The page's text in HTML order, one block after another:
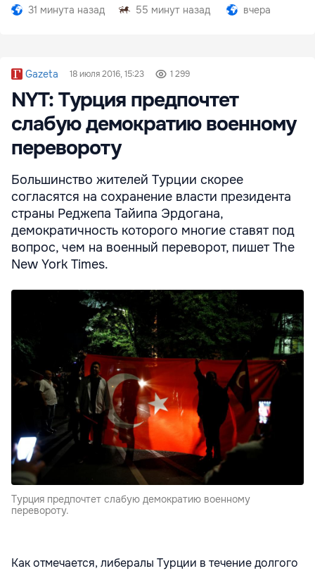
решений
31 минута назад
граждан
55 минут назад
Бельцы-
вчера
Gazeta 18 июля 2016, 15:23 1 299
NYT: Турция предпочтет
слабую демократию военному
перевороту
Большинство жителей Турции скорее
согласятся на сохранение власти президента
страны Реджепа Тайипа Эрдогана,
демократичность которого многие ставят под
вопрос, чем на военный переворот, пишет The
New York Times.
Турция предпочтет слабую демократию военному
перевороту.
Как отмечается, либералы Турции в течение долгого